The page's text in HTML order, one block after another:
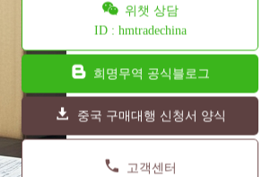
위챗 상담
ID : hmtradechina
희명무역 공식블로그
중국 구매대행 신청서 양식
고객센터